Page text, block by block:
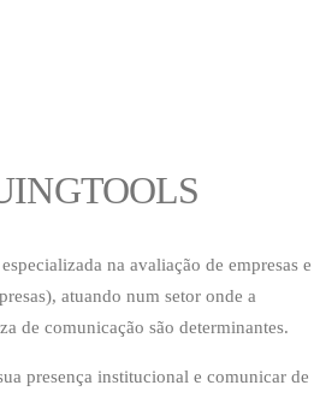
na avaliação de empresas e
atuando num setor onde a
de comunicação são determinantes.
presença institucional e comunicar de